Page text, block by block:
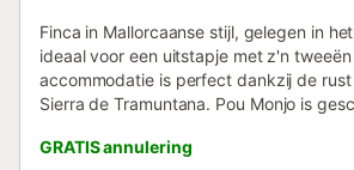
Finca in Mallorcaanse stijl, gelegen in
ideaal voor een uitstapje met z'n
accommodatie is perfect dankzij de
Sierra de Tramuntana. Pou Monjo is
haard en een volledig uitgeruste
GRATIS annulering